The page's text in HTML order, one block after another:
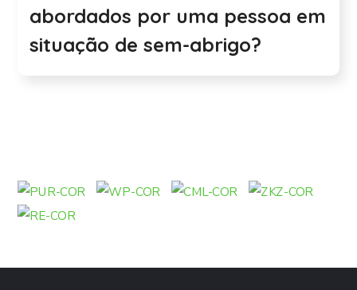
abordados por uma pessoa em
situação de sem-abrigo?